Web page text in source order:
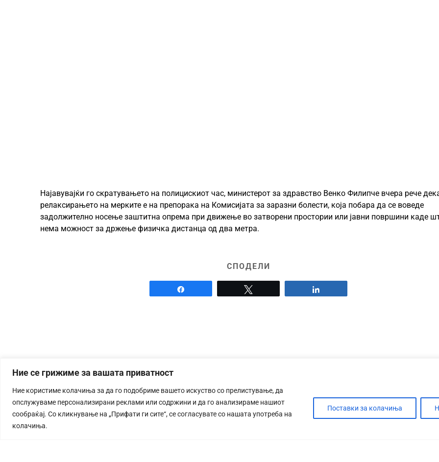
Ние се грижиме за вашата приватност
Ние користиме колачиња за да го подобриме вашето искуство со прелистување, да
опслужуваме персонализирани реклами или содржини и да го анализираме нашиот
сообраќај. Со кликнување на „Прифати ги сите“, се согласувате со нашата употреба на
колачиња.
Поставки за колачиња
Најавувајќи го скратувањето на полицискиот час, министерот за здравство Венко Филипче вчера рече
релаксирањето на мерките е на препорака на Комисијата за заразни болести, која побара да се воведе
задолжително носење заштитна опрема при движење во затворени простории или јавни површини каде
нема можност за држење физичка дистанца од два метра.
СПОДЕЛИ